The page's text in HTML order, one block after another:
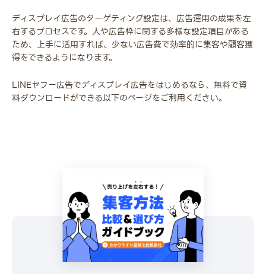
ディスプレイ広告のターゲティング設定は、広告運用の成果を左
右するプロセスです。人や広告枠に関する多様な設定項目がある
ため、上手に活用すれば、少ない広告費で効率的に集客や顧客獲
得をできるようになります。
LINEヤフー広告でディスプレイ広告をはじめるなら、無料で資
料ダウンロードができる以下のページをご利用ください。